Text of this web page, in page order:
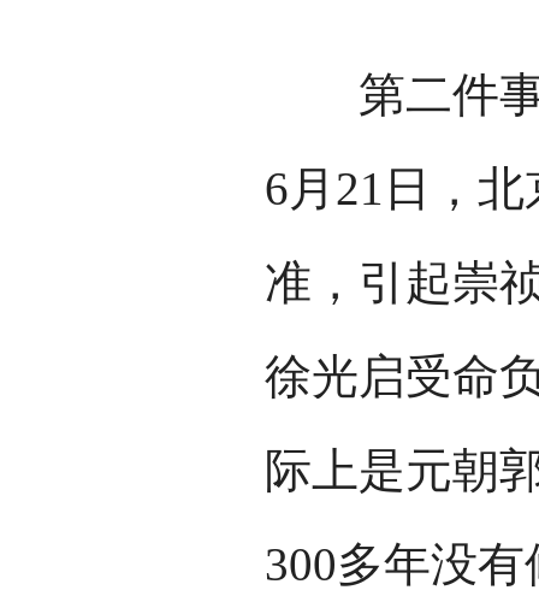
第二件事
6月21日，
准，引起崇
徐光启受命
际上是元朝
300多年没